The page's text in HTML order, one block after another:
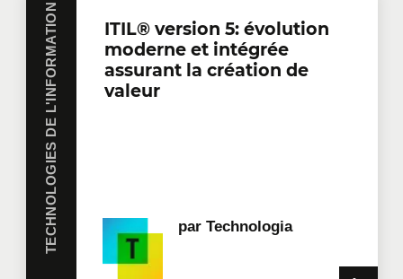
TECHNOLOGIES DE L'INFORMATION
ITIL® version 5: évolution
moderne et intégrée
assurant la création de
valeur
parTechnologia